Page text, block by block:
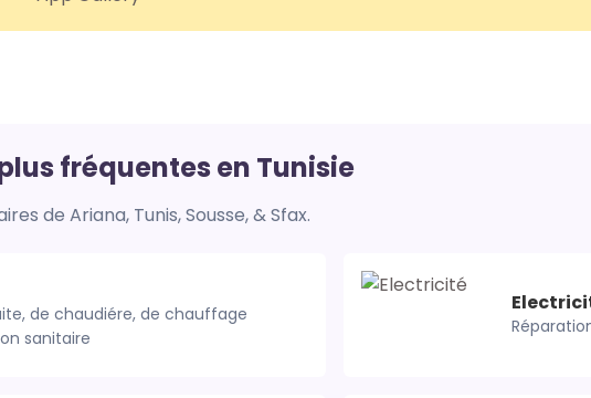
fréquentes en Tunisie
de Ariana, Tunis, Sousse, & Sfax.
sanitaire